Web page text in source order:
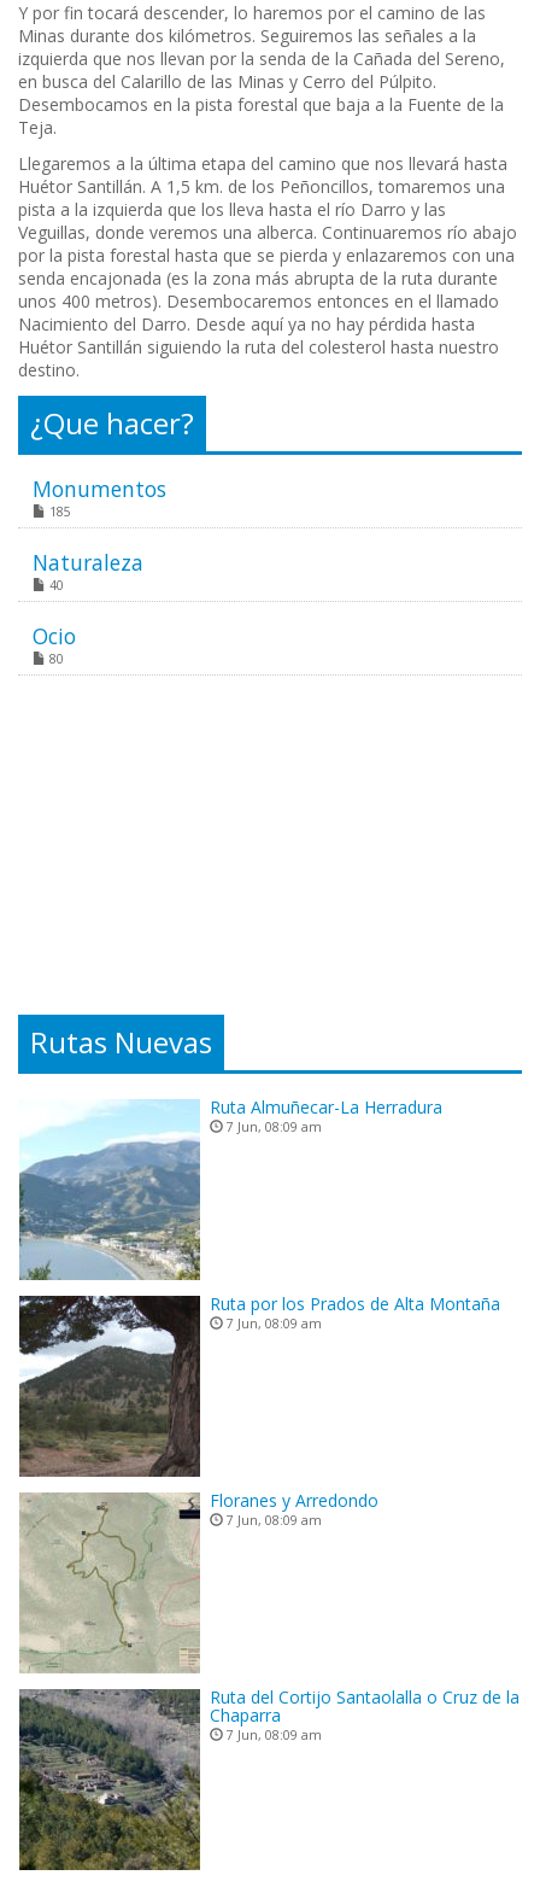
Y por fin tocará descender, lo haremos por el camino de las
Minas durante dos kilómetros. Seguiremos las señales a la
izquierda que nos llevan por la senda de la Cañada del Sereno,
en busca del Calarillo de las Minas y Cerro del Púlpito.
Desembocamos en la pista forestal que baja a la Fuente de la
Teja.
Llegaremos a la última etapa del camino que nos llevará hasta
Huétor Santillán. A 1,5 km. de los Peñoncillos, tomaremos una
pista a la izquierda que los lleva hasta el río Darro y las
Veguillas, donde veremos una alberca. Continuaremos río abajo
por la pista forestal hasta que se pierda y enlazaremos con una
senda encajonada (es la zona más abrupta de la ruta durante
unos 400 metros). Desembocaremos entonces en el llamado
Nacimiento del Darro. Desde aquí ya no hay pérdida hasta
Huétor Santillán siguiendo la ruta del colesterol hasta nuestro
destino.
¿Que hacer?
Monumentos
185
Naturaleza
40
Ocio
80
Rutas Nuevas
Ruta Almuñecar-La Herradura
7 Jun, 08:09 am
Ruta por los Prados de Alta Montaña
7 Jun, 08:09 am
Floranes y Arredondo
7 Jun, 08:09 am
Ruta del Cortijo Santaolalla o Cruz de la
Chaparra
7 Jun, 08:09 am